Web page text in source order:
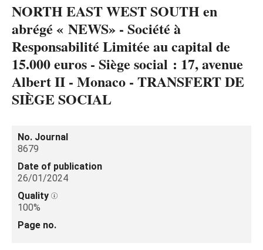
NORTH EAST WEST SOUTH en
abrégé « NEWS» - Société à
Responsabilité Limitée au capital de
15.000 euros - Siège social : 17, avenue
Albert II - Monaco - TRANSFERT DE
SIÈGE SOCIAL
No. Journal
8679
Date of publication
26/01/2024
Quality
100%
Page no.